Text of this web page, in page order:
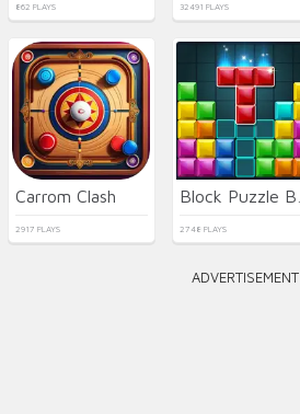
862 PLAYS 32491 PLAYS
Carrom Clash
2917 PLAYS 2748 PLAYS
ADVERTISEMENT